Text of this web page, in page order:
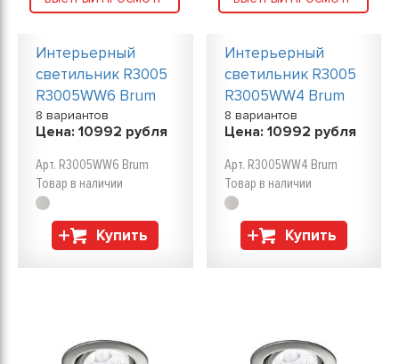
Интерьерный
светильник R3005
R3005WW6 Brum
8 вариантов
Цена: 10992 рубля
Арт. R3005WW6 Brum
Товар в наличии
Купить
Интерьерный
светильник R3005
R3005WW4 Brum
8 вариантов
Цена: 10992 рубля
Арт. R3005WW4 Brum
Товар в наличии
Купить